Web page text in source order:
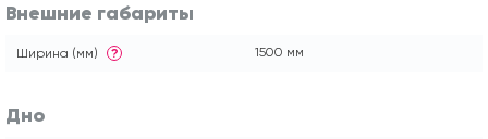
Внешние габариты
Ширина (мм) ? 1500 мм
Дно